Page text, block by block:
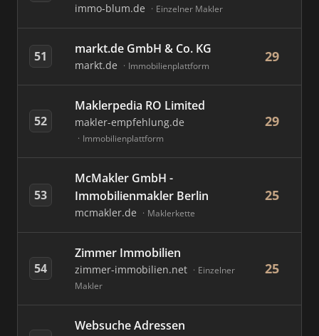
immo-blum.de Einzelner Makler
51 markt.de GmbH & Co. KG
markt.de Immobilienplattform
29
52
Maklerpedia RO Limited
makler-empfehlung.de
Immobilienplattform
29
53
McMakler GmbH -
Immobilienmakler Berlin
mcmakler.de Maklerkette
25
54
Zimmer Immobilien
zimmer-immobilien.net
Einzelner
Makler
25
Websuche Adressen